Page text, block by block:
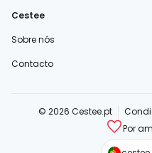
Cestee
Sobre nós
Contacto
© 2026 Cestee.pt
Por